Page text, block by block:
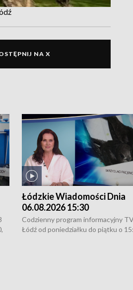
NA X
Łódzkie Wiadomości Dnia
06.08.2026 15:30
Codzienny program informacyjny
Łódź od poniedziałku do piątku o